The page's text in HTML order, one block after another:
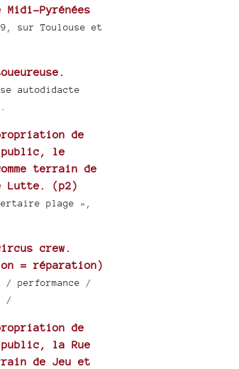
Midi-Pyrénées
sur Toulouse et
autodidacte
de
public, le
terrain de
Lutte. (p2)
plage »,
crew.
= réparation)
/ performance /
/
de
public, la Rue
de Jeu et